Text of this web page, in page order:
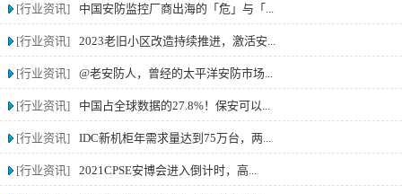
[行业资讯] 中国安防监控厂商出海的「危」与「...
[行业资讯] 2023老旧小区改造持续推进，激活安...
[行业资讯] @老安防人，曾经的太平洋安防市场...
[行业资讯] 中国占全球数据的27.8%！保安可以...
[行业资讯] IDC新机柜年需求量达到75万台，两...
[行业资讯] 2021CPSE安博会进入倒计时，高...